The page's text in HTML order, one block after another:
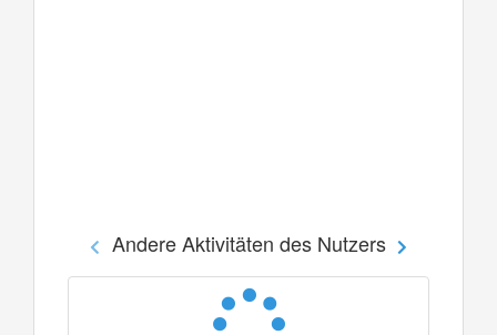
Andere Aktivitäten des Nutzers